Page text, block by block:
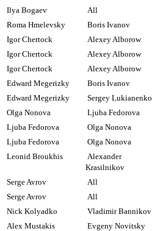
Ilya Bogaev
All
Roma Hmelevsky
Boris Ivanov
Igor Chertock
Alexey Alborow
Igor Chertock
Alexey Alborow
Igor Chertock
Alexey Alborow
Edward Megerizky
Boris Ivanov
Edward Megerizky
Sergey Lukianenko
Olga Nonova
Ljuba Fedorova
Ljuba Fedorova
Olga Nonova
Ljuba Fedorova
Olga Nonova
Leonid Broukhis
Alexander
Krasilnikov
Serge Avrov All
Serge Avrov
All
Nick Kolyadko
Vladimir Bannikov
Alex Mustakis
Evgeny Novitsky